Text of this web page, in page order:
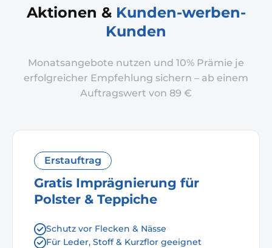
Aktionen & Kunden-werben-
Kunden
Monatsangebote nutzen und 10% Prämie je
erfolgreicher Empfehlung sichern – ab einem
Auftragswert von 89 €
Erstauftrag
Gratis Imprägnierung für
Polster & Teppiche
Schutz vor Flecken & Nässe
Für Leder, Stoff & Kurzflor geeignet